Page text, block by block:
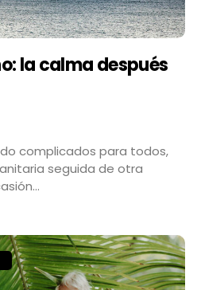
la calma después
complicados para todos,
seguida de otra